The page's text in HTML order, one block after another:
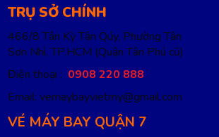
TRỤ SỞ CHÍNH
466/8 Tân Kỳ Tân Qúy, Phường Tân
Sơn Nhì, TP.HCM (Quận Tân Phú cũ)
Điện thoại : 0908 220 888
Email: vemaybayvietmy@gmail.com
VÉ MÁY BAY QUẬN 7